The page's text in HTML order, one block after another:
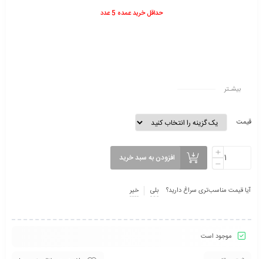
حداقل خرید عمده 5 عدد
بیشـتر
قیمت
افزودن به سبد خرید
آیا قیمت مناسب‌تری سراغ دارید؟ بلی خیر
موجود است